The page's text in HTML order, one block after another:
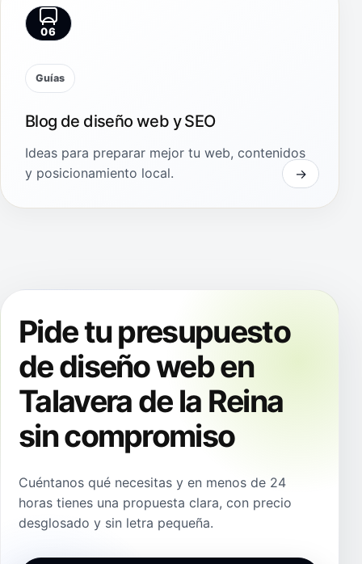
06
Guías
Blog de diseño web y SEO
Ideas para preparar mejor tu web, contenidos
y posicionamiento local.
Pide tu presupuesto
de diseño web en
Talavera de la Reina
sin compromiso
Cuéntanos qué necesitas y en menos de 24
horas tienes una propuesta clara, con precio
desglosado y sin letra pequeña.